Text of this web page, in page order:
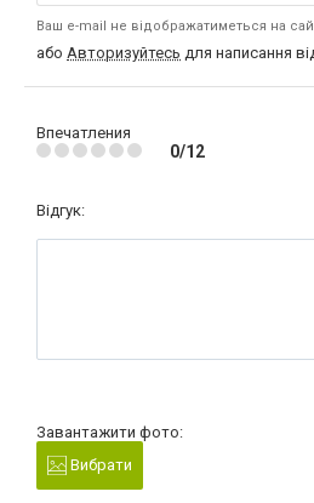
Ваш e-mail не відображатиметься на
або Авторизуйтесь для написання
Впечатления
0/12
Відгук:
Завантажити фото:
Вибрати